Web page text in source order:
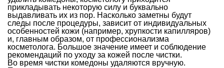
прикладывать некоторую силу и буквально
выдавливать их из пор. Насколько заметны будут
следы после процедуры, зависит от индивидуальных
особенностей кожи (например, хрупкости капилляров)
и, главным образом, от профессионализма
косметолога. Большое значение имеет и соблюдение
рекомендаций по уходу за кожей после чистки.
Во время чистки комедоны удаляются вручную.